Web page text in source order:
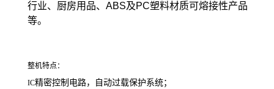
行业、厨房用品、ABS及PC塑料材质可熔接性产品
等。
整机特点：
IC精密控制电路，自动过载保护系统；